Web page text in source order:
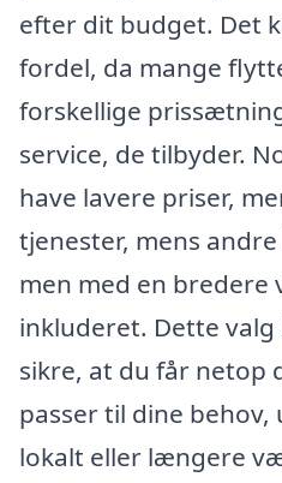
efter dit budget. Det
fordel, da mange
forskellige
service, de tilbyder.
have lavere priser,
tjenester, mens
men med en bredere
inkluderet. Dette
sikre, at du får
passer til dine
lokalt eller længere